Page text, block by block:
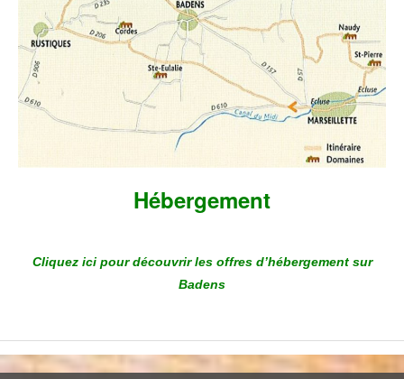
Hébergement
Cliquez ici pour découvrir les offres d’hébergement sur
Badens